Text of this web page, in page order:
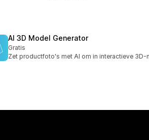
AI 3D Model Generator
Gratis
Zet productfoto's met AI om in interactieve 3D-